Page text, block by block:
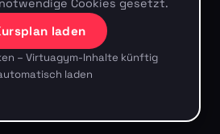
Cookies gesetzt.
laden
– Virtuagym-Inhalte künftig
laden